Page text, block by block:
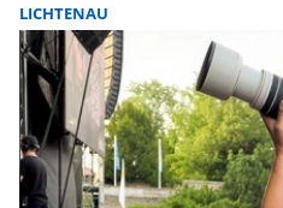
LICHTENAU